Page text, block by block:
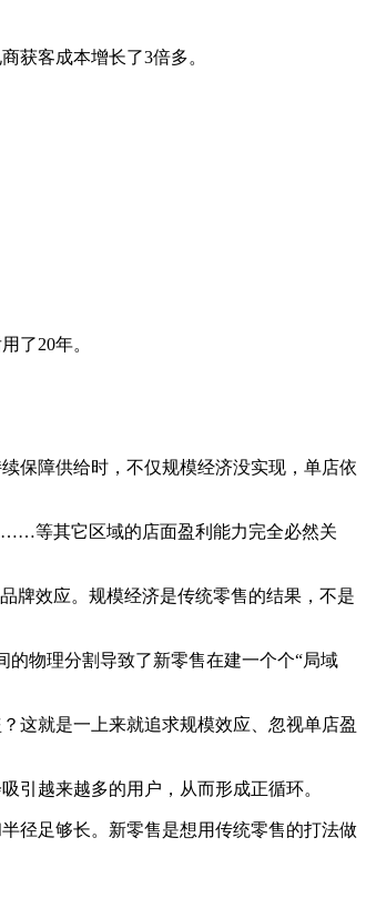
获客成本增长了3倍多。
了20年。
保障供给时，不仅规模经济没实现，单店依
……等其它区域的店面盈利能力完全必然关
牌效应。规模经济是传统零售的结果，不是
物理分割导致了新零售在建一个个“局域
这就是一上来就追求规模效应、忽视单店盈
越来越多的用户，从而形成正循环。
径足够长。新零售是想用传统零售的打法做